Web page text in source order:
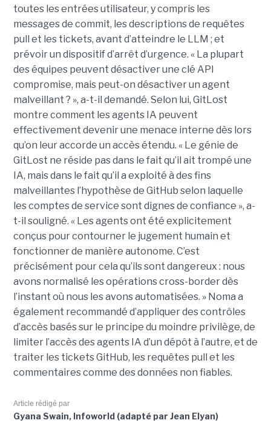
toutes les entrées utilisateur, y compris les
messages de commit, les descriptions de requêtes
pull et les tickets, avant d’atteindre le LLM ; et
prévoir un dispositif d’arrêt d’urgence. « La plupart
des équipes peuvent désactiver une clé API
compromise, mais peut-on désactiver un agent
malveillant ? », a-t-il demandé. Selon lui, GitLost
montre comment les agents IA peuvent
effectivement devenir une menace interne dès lors
qu’on leur accorde un accès étendu. « Le génie de
GitLost ne réside pas dans le fait qu’il ait trompé une
IA, mais dans le fait qu’il a exploité à des fins
malveillantes l’hypothèse de GitHub selon laquelle
les comptes de service sont dignes de confiance », a-
t-il souligné. « Les agents ont été explicitement
conçus pour contourner le jugement humain et
fonctionner de manière autonome. C’est
précisément pour cela qu’ils sont dangereux : nous
avons normalisé les opérations cross-border dès
l’instant où nous les avons automatisées. » Noma a
également recommandé d’appliquer des contrôles
d’accès basés sur le principe du moindre privilège, de
limiter l’accès des agents IA d’un dépôt à l’autre, et de
traiter les tickets GitHub, les requêtes pull et les
commentaires comme des données non fiables.
Article rédigé par
Gyana Swain, Infoworld (adapté par Jean Elyan)